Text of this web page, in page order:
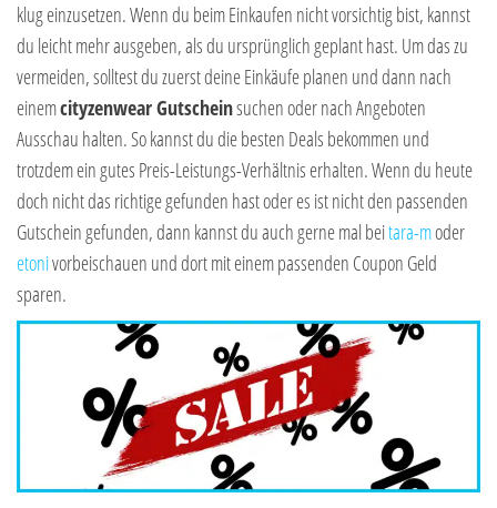
klug einzusetzen. Wenn du beim Einkaufen nicht vorsichtig bist, kannst
du leicht mehr ausgeben, als du ursprünglich geplant hast. Um das zu
vermeiden, solltest du zuerst deine Einkäufe planen und dann nach
einemcityzenwear Gutscheinsuchen oder nach Angeboten
Ausschau halten. So kannst du die besten Deals bekommen und
trotzdem ein gutes Preis-Leistungs-Verhältnis erhalten. Wenn du heute
doch nicht das richtige gefunden hast oder es ist nicht den passenden
Gutschein gefunden, dann kannst du auch gerne mal beitara-moder
etonivorbeischauen und dort mit einem passenden Coupon Geld
sparen.